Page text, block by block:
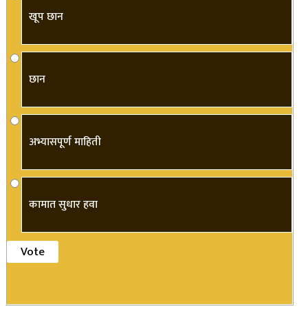
खूप छान
छान
अभ्यासपूर्ण माहिती
कामात सुधार हवा